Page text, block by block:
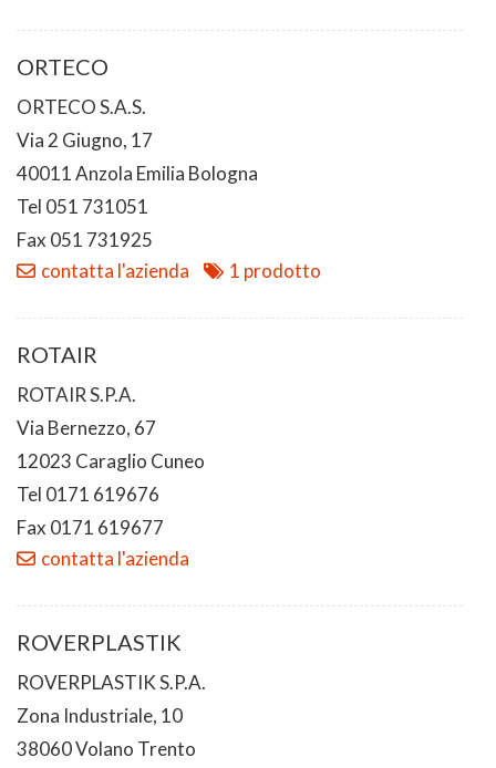
ORTECO
ORTECO S.A.S.
Via 2 Giugno, 17
40011 Anzola Emilia Bologna
Tel 051 731051
Fax 051 731925
contatta l'azienda
1 prodotto
ROTAIR
ROTAIR S.P.A.
Via Bernezzo, 67
12023 Caraglio Cuneo
Tel 0171 619676
Fax 0171 619677
contatta l'azienda
ROVERPLASTIK
ROVERPLASTIK S.P.A.
Zona Industriale, 10
38060 Volano Trento